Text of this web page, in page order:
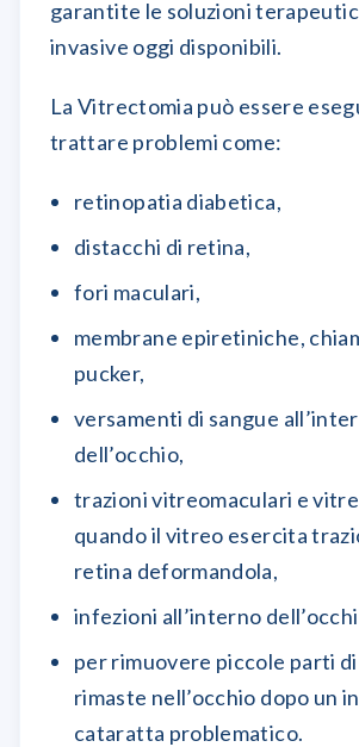
garantite le soluzioni
invasive oggi disponibili.
La Vitrectomia può essere
trattare problemi come:
retinopatia diabetica,
distacchi di retina,
fori maculari,
membrane epiretiniche,
pucker,
versamenti di sangue
dell’occhio,
trazioni vitreomaculari e
quando il vitreo esercita
retina deformandola,
infezioni all’interno
per rimuovere piccole parti
rimaste nell’occhio dopo un
cataratta problematico.